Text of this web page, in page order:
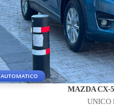
AUTOMATICO
MAZDA CX-5
UNICO